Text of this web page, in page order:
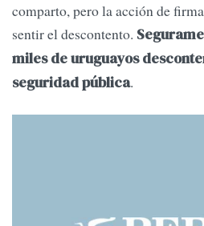
comparto, pero la acción de
sentir el descontento.
miles de uruguayos
seguridad pública.